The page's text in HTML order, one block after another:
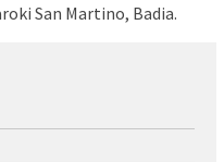
San Martino, Badia.